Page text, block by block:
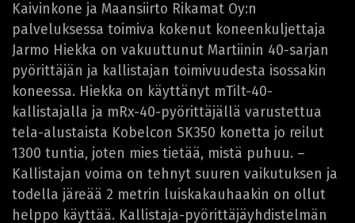
Kaivinkone ja Maansiirto Rikamat Oy:n
palveluksessa toimiva kokenut koneenkuljettaja
Jarmo Hiekka on vakuuttunut Martiinin 40-sarjan
pyörittäjän ja kallistajan toimivuudesta isossakin
koneessa. Hiekka on käyttänyt mTilt-40-
kallistajalla ja mRx-40-pyörittäjällä varustettua
tela-alustaista Kobelcon SK350 konetta jo reilut
1300 tuntia, joten mies tietää, mistä puhuu. –
Kallistajan voima on tehnyt suuren vaikutuksen ja
todella järeää 2 metrin luiskakauhaakin on ollut
helppo käyttää. Kallistaja-pyörittäjäyhdistelmän